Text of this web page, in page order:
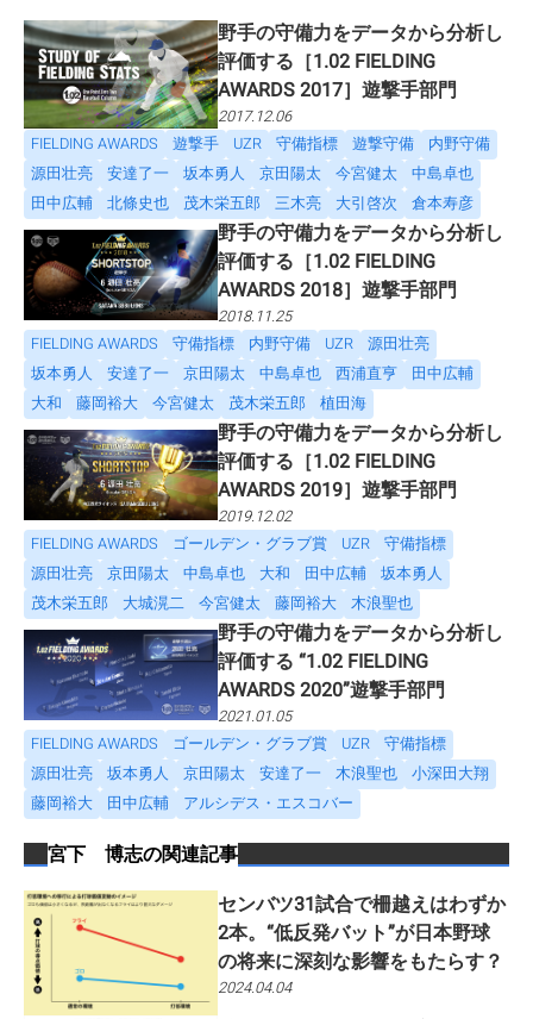
野手の守備力をデータから分析し
評価する［1.02 FIELDING
AWARDS 2017］遊撃手部門
2017.12.06
FIELDING AWARDS
遊撃手 UZR 守備指標 遊撃守備
内野守備
源田壮亮
安達了一 坂本勇人 京田陽太 今宮健太
中島卓也
田中広輔
北條史也 茂木栄五郎 三木亮 大引啓次 倉本寿彦
野手の守備力をデータから分析し
評価する［1.02 FIELDING
AWARDS 2018］遊撃手部門
2018.11.25
FIELDING AWARDS
守備指標 内野守備 UZR
源田壮亮
坂本勇人
安達了一 京田陽太 中島卓也 西浦直亨
田中広輔
大和
藤岡裕大 今宮健太 茂木栄五郎 植田海
野手の守備力をデータから分析し
評価する［1.02 FIELDING
AWARDS 2019］遊撃手部門
2019.12.02
FIELDING AWARDS
ゴールデン・グラブ賞 UZR
守備指標
源田壮亮
京田陽太 中島卓也 大和 田中広輔
坂本勇人
茂木栄五郎
大城滉二 今宮健太 藤岡裕大 木浪聖也
野手の守備力をデータから分析し
評価する “1.02 FIELDING
AWARDS 2020”遊撃手部門
2021.01.05
FIELDING AWARDS
ゴールデン・グラブ賞 UZR
守備指標
源田壮亮
坂本勇人 京田陽太 安達了一 木浪聖也
小深田大翔
藤岡裕大
田中広輔 アルシデス・エスコバー
宮下 博志の関連記事
センバツ31試合で柵越えはわずか
2本。“低反発バット”が日本野球
の将来に深刻な影響をもたらす？
2024.04.04